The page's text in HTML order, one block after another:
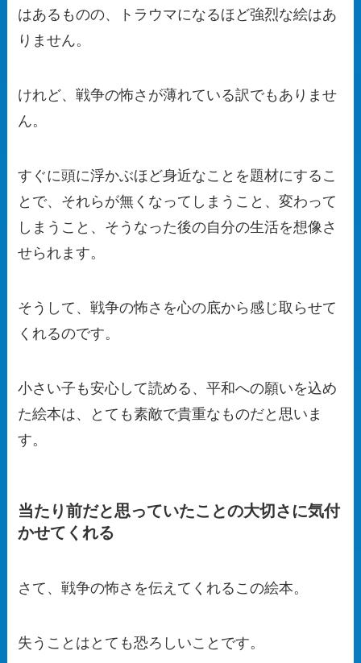
はあるものの、トラウマになるほど強烈な絵はあ
りません。
けれど、戦争の怖さが薄れている訳でもありませ
ん。
すぐに頭に浮かぶほど身近なことを題材にするこ
とで、それらが無くなってしまうこと、変わって
しまうこと、そうなった後の自分の生活を想像さ
せられます。
そうして、戦争の怖さを心の底から感じ取らせて
くれるのです。
小さい子も安心して読める、平和への願いを込め
た絵本は、とても素敵で貴重なものだと思いま
す。
当たり前だと思っていたことの大切さに気付
かせてくれる
さて、戦争の怖さを伝えてくれるこの絵本。
失うことはとても恐ろしいことです。